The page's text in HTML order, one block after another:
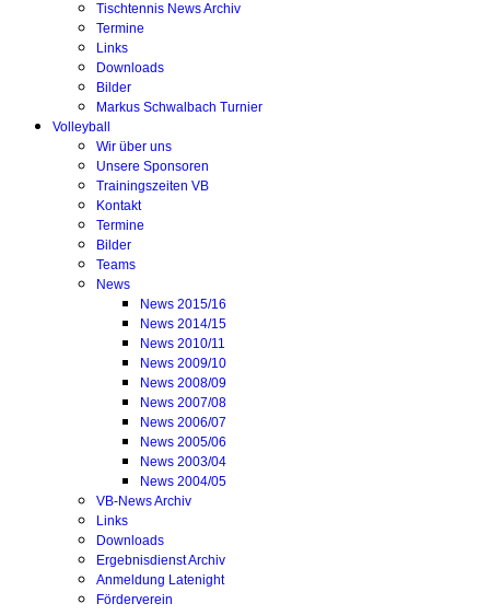
Tischtennis News Archiv
Termine
Links
Downloads
Bilder
Markus Schwalbach Turnier
Volleyball
Wir über uns
Unsere Sponsoren
Trainingszeiten VB
Kontakt
Termine
Bilder
Teams
News
News 2015/16
News 2014/15
News 2010/11
News 2009/10
News 2008/09
News 2007/08
News 2006/07
News 2005/06
News 2003/04
News 2004/05
VB-News Archiv
Links
Downloads
Ergebnisdienst Archiv
Anmeldung Latenight
Förderverein